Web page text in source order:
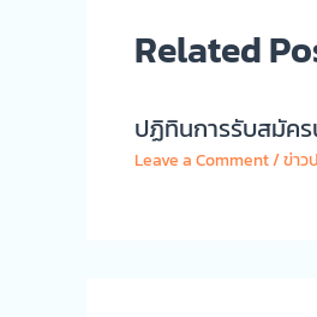
Related
ปฏิทินการรับสมัค
Leave a Comment/ข่าว